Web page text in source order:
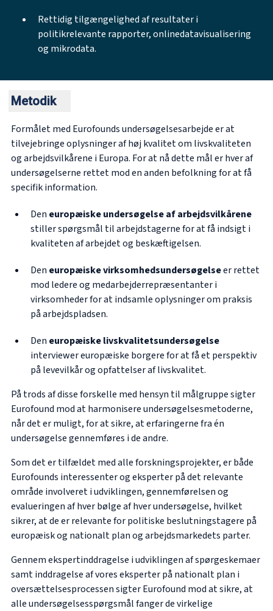
Rettidig tilgængelighed af resultater i
politikrelevante rapporter, onlinedatavisualisering
og mikrodata.
Metodik
Formålet med Eurofounds undersøgelsesarbejde er at
tilvejebringe oplysninger af høj kvalitet om livskvaliteten
og arbejdsvilkårene i Europa. For at nå dette mål er hver af
undersøgelserne rettet mod en anden befolkning for at få
specifik information.
Den europæiske undersøgelse af arbejdsvilkårene
stiller spørgsmål til arbejdstagerne for at få indsigt i
kvaliteten af arbejdet og beskæftigelsen.
Den europæiske virksomhedsundersøgelseer rettet
mod ledere og medarbejderrepræsentanter i
virksomheder for at indsamle oplysninger om praksis
på arbejdspladsen.
Den europæiske livskvalitetsundersøgelse
interviewer europæiske borgere for at få et perspektiv
på levevilkår og opfattelser af livskvalitet.
På trods af disse forskelle med hensyn til målgruppe sigter
Eurofound mod at harmonisere undersøgelsesmetoderne,
når det er muligt, for at sikre, at erfaringerne fra én
undersøgelse gennemføres i de andre.
Som det er tilfældet med alle forskningsprojekter, er både
Eurofounds interessenter og eksperter på det relevante
område involveret i udviklingen, gennemførelsen og
evalueringen af hver bølge af hver undersøgelse, hvilket
sikrer, at de er relevante for politiske beslutningstagere på
europæisk og nationalt plan og arbejdsmarkedets parter.
Gennem ekspertinddragelse i udviklingen af spørgeskemaer
samt inddragelse af vores eksperter på nationalt plan i
oversættelsesprocessen sigter Eurofound mod at sikre, at
alle undersøgelsesspørgsmål fanger de virkelige